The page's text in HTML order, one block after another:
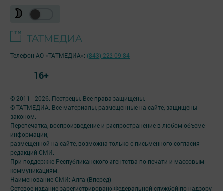
© 2011 - 2026. Пестрецы. Все права защищены.
© ТАТМЕДИА. Все материалы, размещенные на сайте, защищены
законом.
Перепечатка, воспроизведение и распространение в любом объеме
информации,
размещенной на сайте, возможна только с письменного согласия
редакций СМИ.
При поддержке Республиканского агентства по печати и массовым
коммуникациям.
Наименование СМИ: Алга (Вперед)
Сетевое издание зарегистрировано Федеральной службой по надзору
Телефон АО «ТАТМЕДИА»: (843) 222 09 84
16+